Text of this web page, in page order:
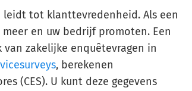
leidt tot klanttevredenheid. Als een
en uw bedrijf promoten. Een
zakelijke enquêtevragen in
, berekenen
(CES). U kunt deze gegevens